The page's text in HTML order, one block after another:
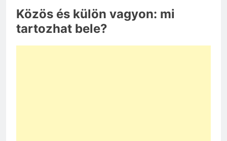
Közös és külön vagyon: mi
tartozhat bele?